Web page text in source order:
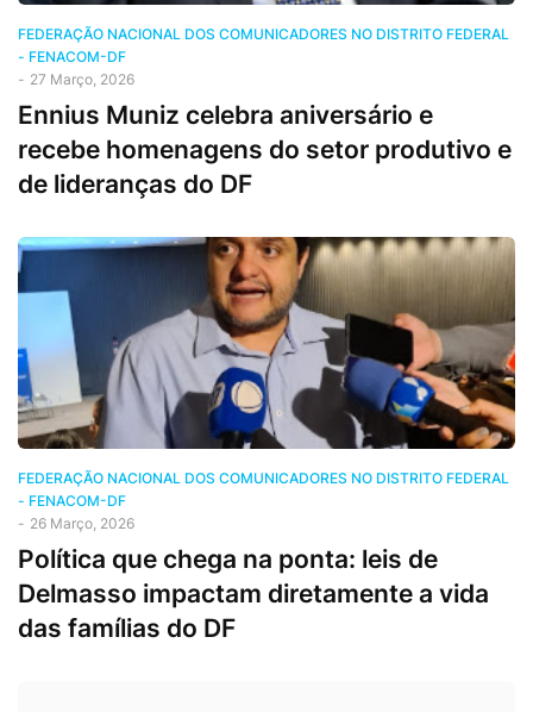
FEDERAÇÃO NACIONAL DOS COMUNICADORES NO DISTRITO FEDERAL
- FENACOM-DF
- 27 Março, 2026
Ennius Muniz celebra aniversário e
recebe homenagens do setor produtivo e
de lideranças do DF
FEDERAÇÃO NACIONAL DOS COMUNICADORES NO DISTRITO FEDERAL
- FENACOM-DF
- 26 Março, 2026
Política que chega na ponta: leis de
Delmasso impactam diretamente a vida
das famílias do DF